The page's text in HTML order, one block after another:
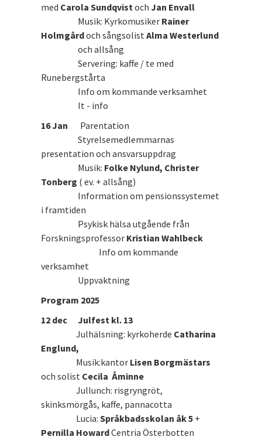
med Carola Sundqvistoch Jan Envall
Musik: Kyrkomusiker Rainer
Holmgårdoch sångsolistAlma Westerlund
och allsång
Servering: kaffe / te med
Runebergstårta
Info om kommande verksamhet
It - info
16 Jan Parentation
Styrelsemedlemmarnas
presentation och ansvarsuppdrag
Musik: Folke Nylund, Christer
Tonberg ( ev. + allsång)
Information om pensionssystemet
i framtiden
Psykisk hälsa utgående från
Forskningsprofessor Kristian Wahlbeck
Info om kommande
verksamhet
Uppvaktning
Program 2025
12 dec Julfest kl. 13
Julhälsning: kyrkoherde Catharina
Englund,
Musik:kantor Lisen Borgmästars
och solist Cecila Åminne
Jullunch: risgryngröt,
skinksmörgås, kaffe, pannacotta
Lucia: Språkbadsskolan åk 5 +
Pernilla HowardCentria Österbotten